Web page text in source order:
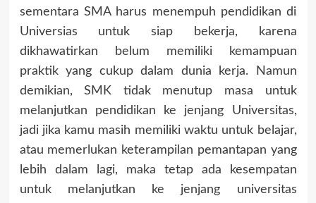
sementara SMA harus menempuh pendidikan di
Universias untuk siap bekerja, karena
dikhawatirkan belum memiliki kemampuan
praktik yang cukup dalam dunia kerja. Namun
demikian, SMK tidak menutup masa untuk
melanjutkan pendidikan ke jenjang Universitas,
jadi jika kamu masih memiliki waktu untuk belajar,
atau memerlukan keterampilan pemantapan yang
lebih dalam lagi, maka tetap ada kesempatan
untuk melanjutkan ke jenjang universitas